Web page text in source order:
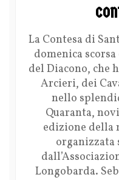
La Contesa di
domenica
del Diacono, che
Arcieri, dei
nello
Quaranta,
edizione della
organizzata
Longobarda.